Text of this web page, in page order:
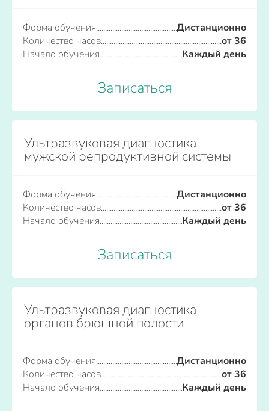
Форма обучения
Дистанционно
Количество часов
от 36
Начало обучения
Каждый день
Записаться
Ультразвуковая диагностика
мужской репродуктивной системы
Форма обучения
Дистанционно
Количество часов
от 36
Начало обучения
Каждый день
Записаться
Ультразвуковая диагностика
органов брюшной полости
Форма обучения
Дистанционно
Количество часов
от 36
Начало обучения
Каждый день